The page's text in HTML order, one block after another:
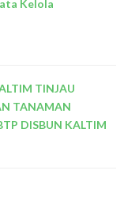
Kelola
TINJAU
TANAMAN
DISBUN KALTIM